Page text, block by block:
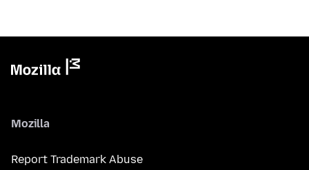
Mozilla
Report Trademark Abuse